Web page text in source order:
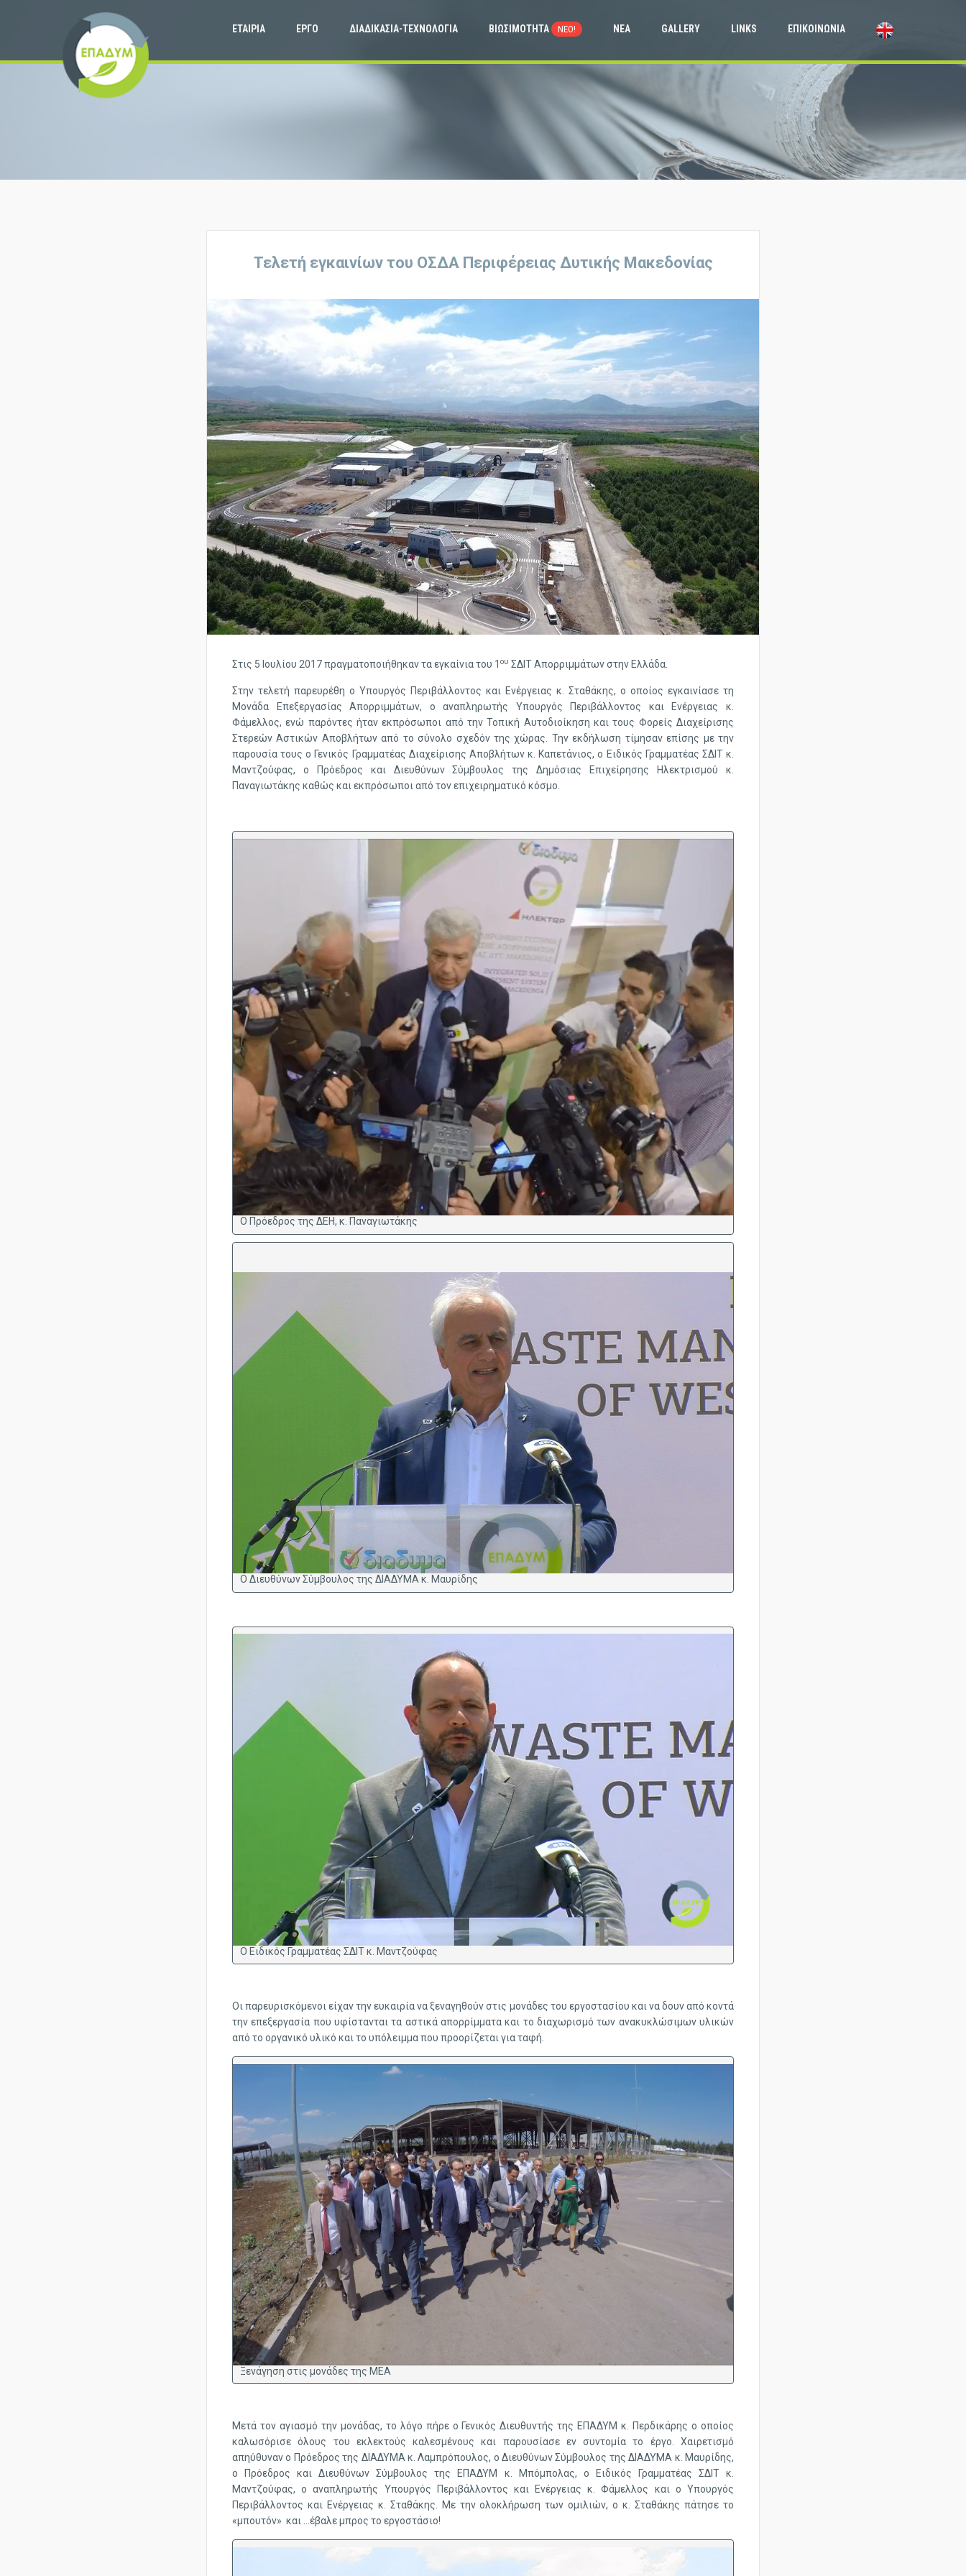
ΕΤΑΙΡΙΑ ΕΡΓΟ ΔΙΑΔΙΚΑΣΙΑ-ΤΕΧΝΟΛΟΓΙΑ ΒΙΩΣΙΜΟΤΗΤΑ NEO! ΝΕΑ GALLERY LINKS ΕΠΙΚΟΙΝΩΝΙΑ
Τελετή εγκαινίων του ΟΣΔΑ Περιφέρειας Δυτικής Μακεδονίας
Στις 5 Ιουλίου 2017 πραγματοποιήθηκαν τα εγκαίνια του 1 ου ΣΔΙΤ Απορριμμάτων στην Ελλάδα.
Στην τελετή παρευρέθη ο Υπουργός Περιβάλλοντος και Ενέργειας κ. Σταθάκης, ο οποίος εγκαινίασε τη
Μονάδα Επεξεργασίας Απορριμμάτων, ο αναπληρωτής Υπουργός Περιβάλλοντος και Ενέργειας κ.
Φάμελλος, ενώ παρόντες ήταν εκπρόσωποι από την Τοπική Αυτοδιοίκηση και τους Φορείς Διαχείρισης
Στερεών Αστικών Αποβλήτων από το σύνολο σχεδόν της χώρας. Την εκδήλωση τίμησαν επίσης με την
παρουσία τους ο Γενικός Γραμματέας Διαχείρισης Αποβλήτων κ. Καπετάνιος, ο Ειδικός Γραμματέας ΣΔΙΤ κ.
Μαντζούφας, ο Πρόεδρος και Διευθύνων Σύμβουλος της Δημόσιας Επιχείρησης Ηλεκτρισμού κ.
Παναγιωτάκης καθώς και εκπρόσωποι από τον επιχειρηματικό κόσμο.
O Πρόεδρος της ΔΕΗ, κ. Παναγιωτάκης
Ο Διευθύνων Σύμβουλος της ΔΙΑΔΥΜΑ κ. Μαυρίδης
Ο Ειδικός Γραμματέας ΣΔΙΤ κ. Μαντζούφας
Οι παρευρισκόμενοι είχαν την ευκαιρία να ξεναγηθούν στις μονάδες του εργοστασίου και να δουν από κοντά
την επεξεργασία που υφίστανται τα αστικά απορρίμματα και το διαχωρισμό των ανακυκλώσιμων υλικών
από το οργανικό υλικό και το υπόλειμμα που προορίζεται για ταφή.
Ξενάγηση στις μονάδες της ΜΕΑ
Μετά τον αγιασμό την μονάδας, το λόγο πήρε ο Γενικός Διευθυντής της ΕΠΑΔΥΜ κ. Περδικάρης ο οποίος
καλωσόρισε όλους του εκλεκτούς καλεσμένους και παρουσίασε εν συντομία το έργο. Χαιρετισμό
απηύθυναν ο Πρόεδρος της ΔΙΑΔΥΜΑ κ. Λαμπρόπουλος, ο Διευθύνων Σύμβουλος της ΔΙΑΔΥΜΑ κ. Μαυρίδης,
ο Πρόεδρος και Διευθύνων Σύμβουλος της ΕΠΑΔΥΜ κ. Μπόμπολας, ο Ειδικός Γραμματέας ΣΔΙΤ κ.
Μαντζούφας, ο αναπληρωτής Υπουργός Περιβάλλοντος και Ενέργειας κ. Φάμελλος και ο Υπουργός
Περιβάλλοντος και Ενέργειας κ. Σταθάκης. Με την ολοκλήρωση των ομιλιών, ο κ. Σταθάκης πάτησε το
«μπουτόν» και …έβαλε μπρος το εργοστάσιο!